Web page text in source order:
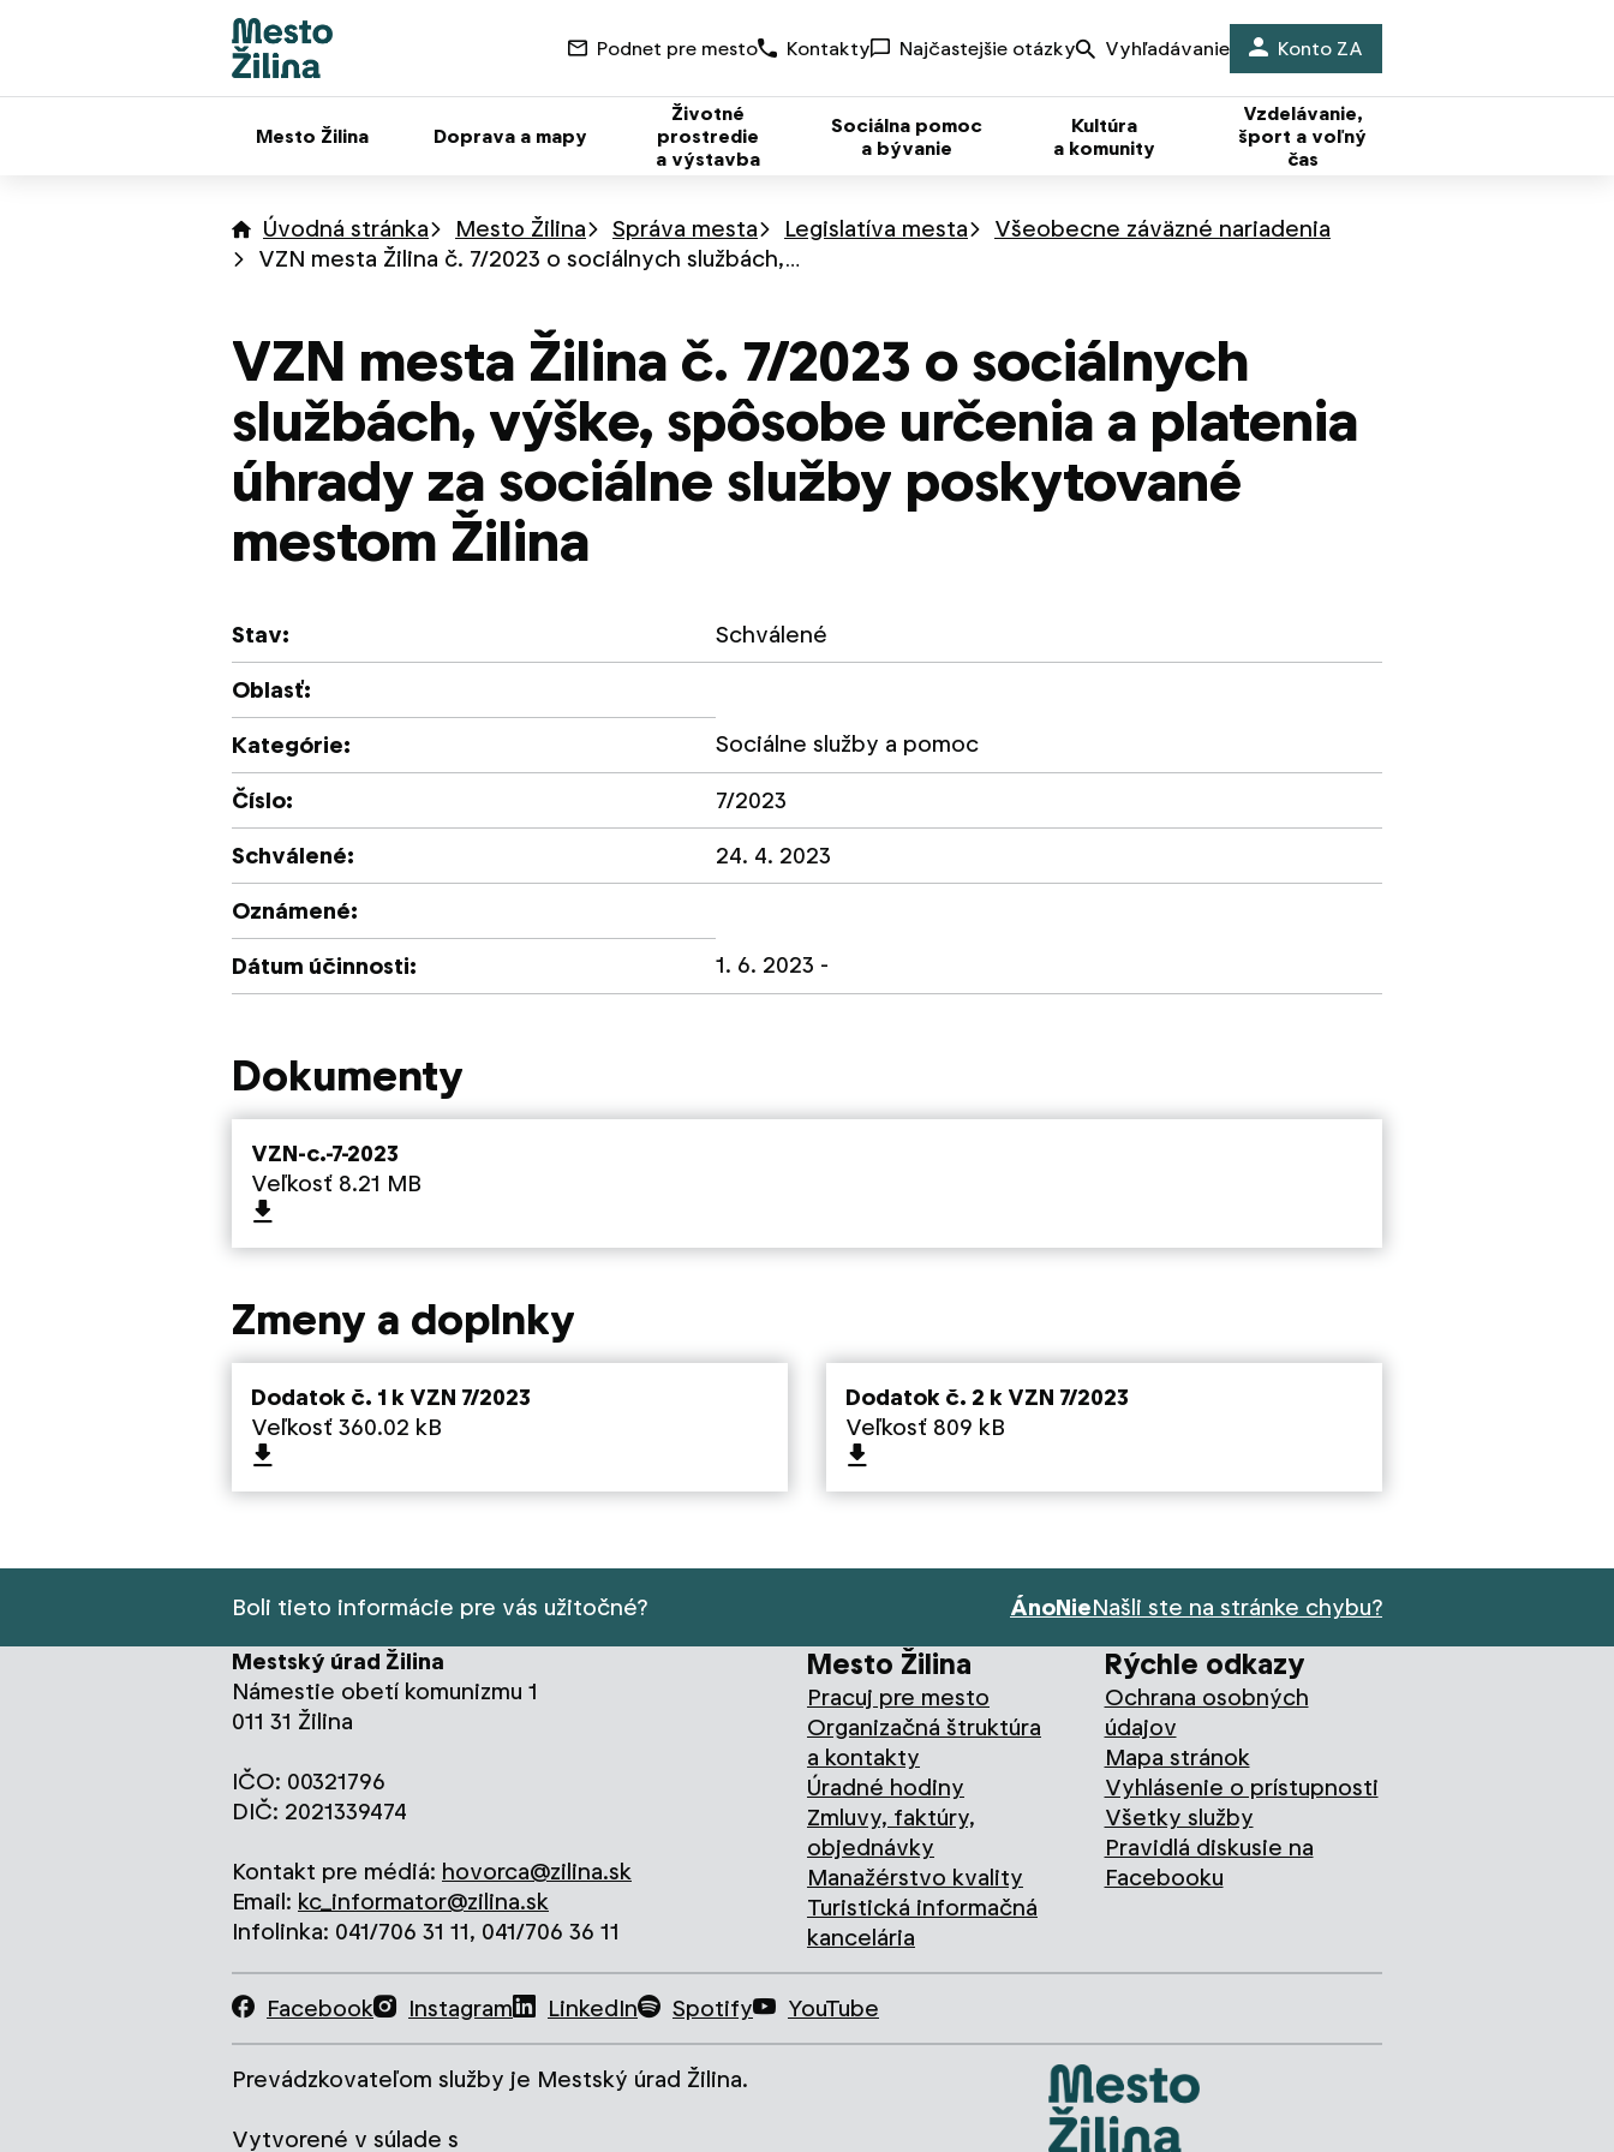
Podnet pre mesto Kontakty Najčastejšie otázky Vyhľadávanie Konto ZA
Mesto Žilina Doprava a mapy
Životné
prostredie
a výstavba
Sociálna pomoc
a bývanie
Kultúra
a komunity
Vzdelávanie,
šport a voľný
čas
Úvodná stránka Mesto Žilina Správa mesta Legislatíva mesta
Všeobecne záväzné nariadenia
VZN mesta Žilina č. 7/2023 o sociálnych službách,…
VZN mesta Žilina č. 7/2023 o sociálnych
službách, výške, spôsobe určenia a platenia
úhrady za sociálne služby poskytované
mestom Žilina
Stav: Schválené
Oblasť:
Kategórie: Sociálne služby a pomoc
Číslo: 7/2023
Schválené: 24. 4. 2023
Oznámené:
Dátum účinnosti: 1. 6. 2023 -
Dokumenty
VZN-c.-7-2023
Veľkosť 8.21 MB
Zmeny a doplnky
Dodatok č. 1 k VZN 7/2023
Veľkosť 360.02 kB
Dodatok č. 2 k VZN 7/2023
Veľkosť 809 kB
Boli tieto informácie pre vás užitočné? ÁnoNieNašli ste na stránke chybu?
Mestský úrad Žilina
Námestie obetí komunizmu 1
011 31 Žilina
IČO: 00321796
DIČ: 2021339474
Kontakt pre médiá: hovorca@zilina.sk
Email: kc_informator@zilina.sk
Infolinka: 041/706 31 11, 041/706 36 11
Mesto Žilina
Pracuj pre mesto
Organizačná štruktúra
a kontakty
Úradné hodiny
Zmluvy, faktúry,
objednávky
Manažérstvo kvality
Turistická informačná
kancelária
Rýchle odkazy
Ochrana osobných
údajov
Mapa stránok
Vyhlásenie o prístupnosti
Všetky služby
Pravidlá diskusie na
Facebooku
Facebook Instagram LinkedIn Spotify YouTube
Prevádzkovateľom služby je Mestský úrad Žilina.
Vytvorené v súlade s